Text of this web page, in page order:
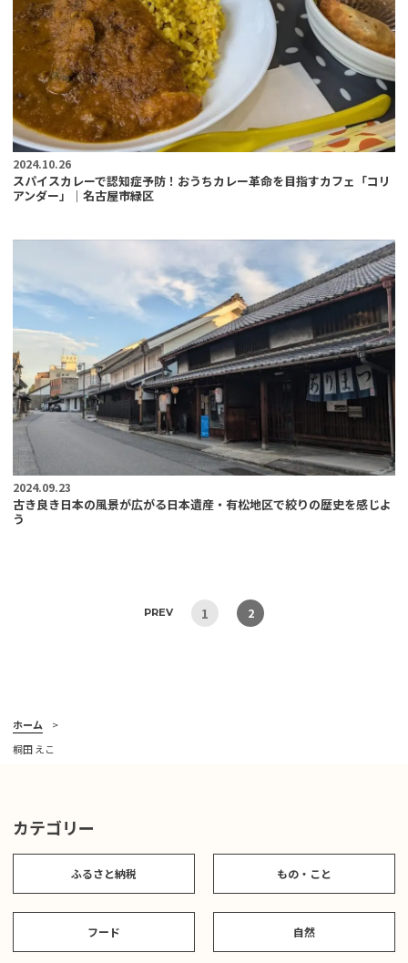
2024.10.26
スパイスカレーで認知症予防！おうちカレー革命を目指すカフェ「コリ
アンダー」｜名古屋市緑区
2024.09.23
古き良き日本の風景が広がる日本遺産・有松地区で絞りの歴史を感じよ
う
PREV 1 2
ホーム
桐田 えこ
カテゴリー
ふるさと納税 もの・こと
フード 自然